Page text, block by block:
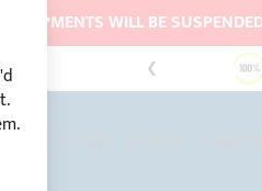
SHIPMENTS WILL BE